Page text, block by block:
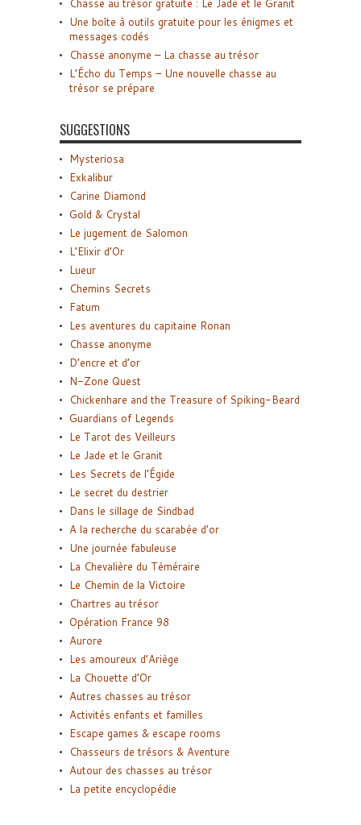
Chasse au trésor gratuite : Le Jade et le Granit
Une boîte à outils gratuite pour les énigmes et
messages codés
Chasse anonyme – La chasse au trésor
L’Écho du Temps – Une nouvelle chasse au
trésor se prépare
SUGGESTIONS
Mysteriosa
Exkalibur
Carine Diamond
Gold & Crystal
Le jugement de Salomon
L’Elixir d’Or
Lueur
Chemins Secrets
Fatum
Les aventures du capitaine Ronan
Chasse anonyme
D’encre et d’or
N-Zone Quest
Chickenhare and the Treasure of Spiking-Beard
Guardians of Legends
Le Tarot des Veilleurs
Le Jade et le Granit
Les Secrets de l’Égide
Le secret du destrier
Dans le sillage de Sindbad
A la recherche du scarabée d’or
Une journée fabuleuse
La Chevalière du Téméraire
Le Chemin de la Victoire
Chartres au trésor
Opération France 98
Aurore
Les amoureux d’Ariège
La Chouette d’Or
Autres chasses au trésor
Activités enfants et familles
Escape games & escape rooms
Chasseurs de trésors & Aventure
Autour des chasses au trésor
La petite encyclopédie